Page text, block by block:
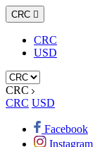
CRC 
CRC
USD
CRC
CRC USD
Facebook
Instagram